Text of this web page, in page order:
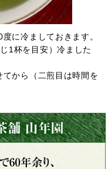
に冷ましておきます。
1杯を目安）冷ました
から（二煎目は時間を